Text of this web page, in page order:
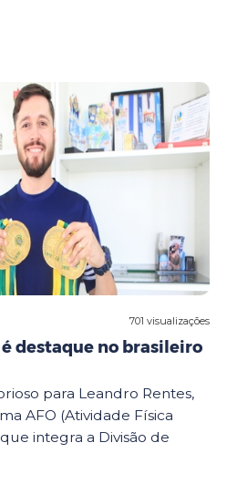
701 visualizações
é destaque no brasileiro
para Leandro Rentes,
AFO (Atividade Física
integra a Divisão de